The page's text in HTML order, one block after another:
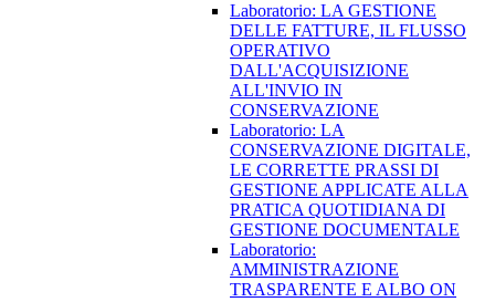
Laboratorio: LA GESTIONE
DELLE FATTURE, IL FLUSSO
OPERATIVO
DALL'ACQUISIZIONE
ALL'INVIO IN
CONSERVAZIONE
Laboratorio: LA
CONSERVAZIONE DIGITALE,
LE CORRETTE PRASSI DI
GESTIONE APPLICATE ALLA
PRATICA QUOTIDIANA DI
GESTIONE DOCUMENTALE
Laboratorio:
AMMINISTRAZIONE
TRASPARENTE E ALBO ON